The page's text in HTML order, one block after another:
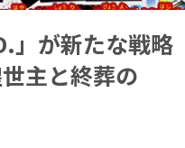
」が新たな戦略
主と終葬の